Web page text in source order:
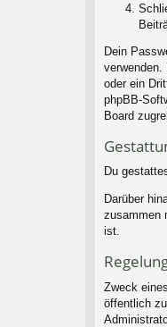
Dein
oder ein
phpBB-
Board
Du
Darüber
zusammen
ist.
Zweck
öffentlich